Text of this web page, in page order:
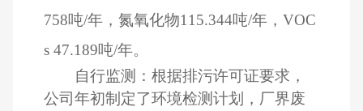
758吨/年，氮氧化物115.344吨/年，VOC
s 47.189吨/年。
自行监测：根据排污许可证要求，
公司年初制定了环境检测计划，厂界废